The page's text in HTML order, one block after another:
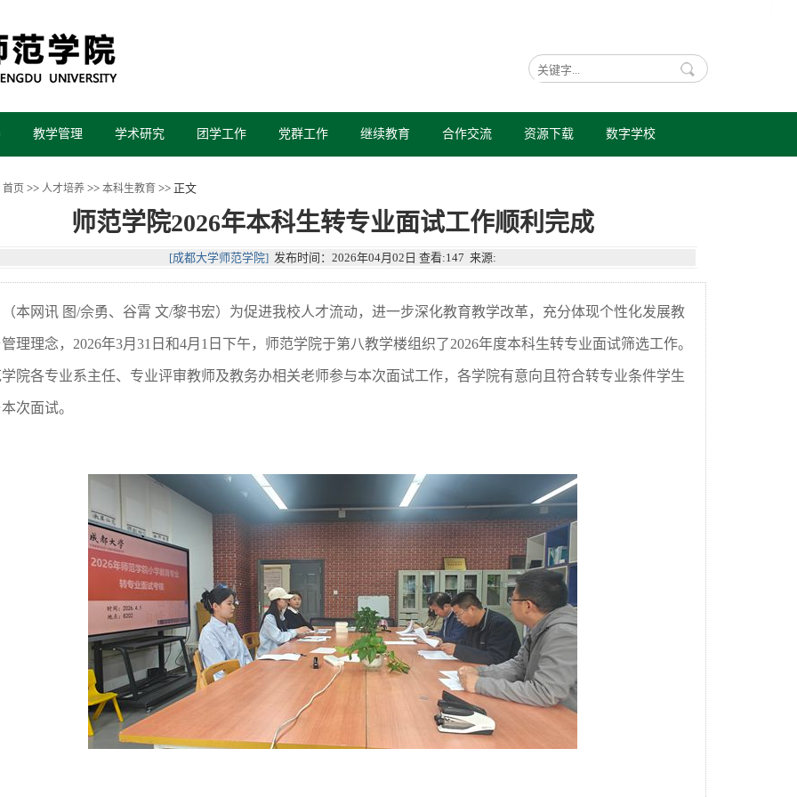
教学管理 学术研究 团学工作 党群工作 继续教育 合作交流 资源下载 数字学校
首页 >> 人才培养 >> 本科生教育 >> 正文
师范学院2026年本科生转专业面试工作顺利完成
[成都大学师范学院] 发布时间：2026年04月02日 查看:147 来源:
（本网讯 图/佘勇、谷霄 文/黎书宏）为促进我校人才流动，进一步深化教育教学改革，充分体现个性化发展教
理理念， 2026年3月 31 日和4月 1 日下午，师范学院于第八教学楼组织了2026年度本科生转专业面试筛选工作。
院各专业系主任、专业评审教师及教务办相关老师参与本次面试工作，各学院有意向且符合转专业条件学生
次面试。